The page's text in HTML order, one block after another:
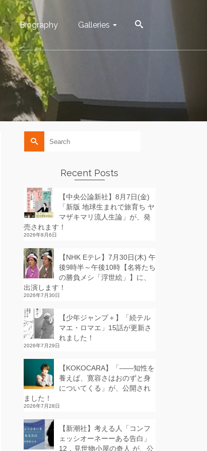
Biography Galleries
Search
for:
Recent Posts
【中央公論新社】8月7日(金)
「新版 地球生まれで旅育ち ヤ
マザキマリ流人生論」が、発
売されます！
2026年8月6日
【NHK Eテレ】7月30日(木) 午
後9時半～午後10時【名将たち
の勝負メシ「浮世絵」】に、
出演します！
2026年7月30日
【少年ジャンプ＋】「続テル
マエ・ロマエ」15話が更新さ
れました！
2026年7月29日
【KOKOCARA】「——知性を
養えば、寛容さはおのずと身
についてくる」が、公開され
ました！
2026年7月28日
【新潮社】考える人「コンフ
ェッシオーネーーある告白」
12．見世物小屋の奇人 が、公